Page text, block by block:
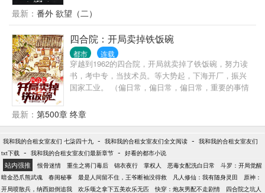
最新： 番外 欲望（二）
四合院：开局卖掉铁饭碗
都市 连载
穿越到1962的四合院，开局就卖掉了铁饭碗，努力读
书，考中专，当技术员。等大势起，下海开厂，振兴
国家工业。 （偏日常，偏日常，偏日常，重要的事情
最新： 第500章 终章
我和我的合租女室友们 七柒四十九 - 我和我的合租女室友们全文阅读 - 我和我的合租女室友们
txt下载 - 我和我的合租女室友们最新章节 - 好看的都市小说
站内强推 恨骨迷情 重生之将门毒后 锦衣夜行 掌权人 恶毒女配洗白日常
斗罗：开局觉醒
暗金恐爪熊武魂
春闺秘事 最是人间留不住，王爷断袖没得救 凡人修仙：我有随身灵田
原神：
开局喷散兵，纳西妲倒追我
欢乐颂之拿下五美欢乐无匹 快穿：炮灰男配不走剧情
四合院之坑人